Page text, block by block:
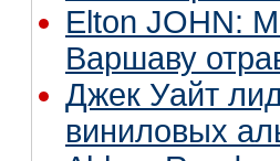
Elton JOHN:
Варшаву
Джек Уайт
виниловых